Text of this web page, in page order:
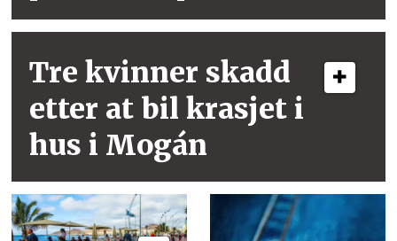
Tre kvinner skadd
etter at bil krasjet i
hus i Mogán